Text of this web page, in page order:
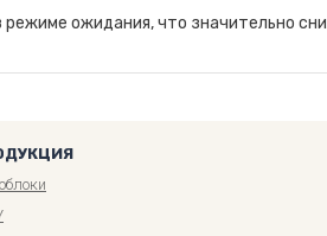
ожидания, что значительно